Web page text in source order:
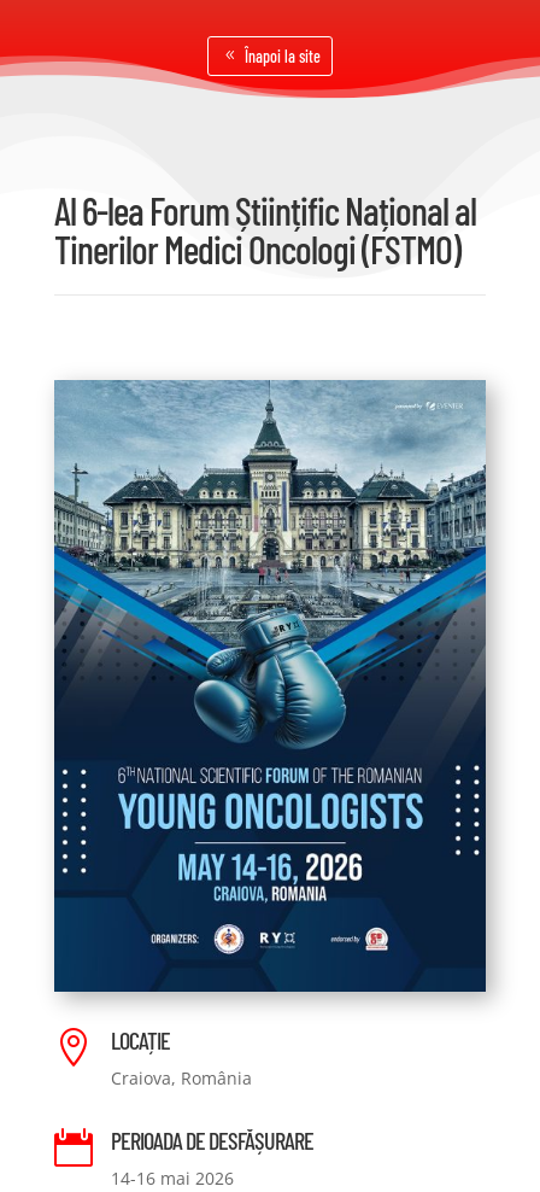
Înapoi la site
Al 6-lea Forum Științific Național al
Tinerilor Medici Oncologi (FSTMO)
 LOCAȚIE
Craiova, România
 PERIOADA DE DESFĂȘURARE
14-16 mai 2026